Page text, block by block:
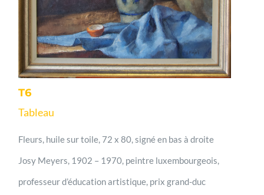
T6
Tableau
Fleurs, huile sur toile, 72 x 80, signé en bas à droite
Josy Meyers, 1902 – 1970, peintre luxembourgeois,
professeur d’éducation artistique, prix grand-duc